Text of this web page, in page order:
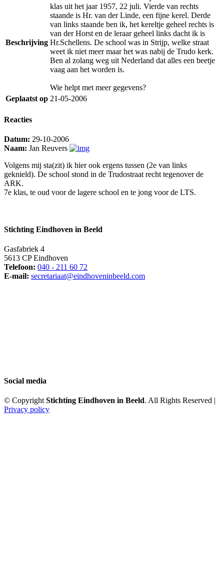
Beschrijving
klas uit het jaar 1957, 22 juli. Vierde van rechts
staande is Hr. van der Linde, een fijne kerel. Derde
van links staande ben ik, het kereltje geheel rechts is
van der Horst en de leraar geheel links dacht ik is
Hr.Schellens. De school was in Strijp, welke straat
weet ik niet meer maar het was nabij de Trudo kerk.
Ben al zolang weg uit Nederland dat alles een beetje
vaag aan het worden is.
Wie helpt met meer gegevens?
Geplaatst op 21-05-2006
Reacties
Datum: 29-10-2006
Naam: Jan Reuvers
Volgens mij sta(zit) ik hier ook ergens tussen (2e van links
geknield). De school stond in de Trudostraat recht tegenover de
ARK.
7e klas, te oud voor de lagere school en te jong voor de LTS.
Stichting Eindhoven in Beeld
Gasfabriek 4
5613 CP Eindhoven
Telefoon: 040 - 211 60 72
E-mail: secretariaat@eindhoveninbeeld.com
Social media
© Copyright Stichting Eindhoven in Beeld. All Rights Reserved |
Privacy policy